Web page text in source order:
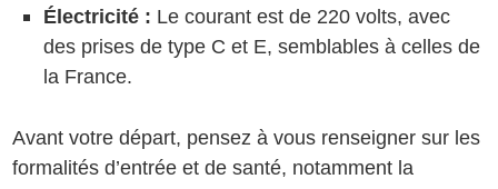
Électricité : Le courant est de 220 volts, avec
des prises de type C et E, semblables à celles de
la France.
Avant votre départ, pensez à vous renseigner sur les
formalités d’entrée et de santé, notamment la